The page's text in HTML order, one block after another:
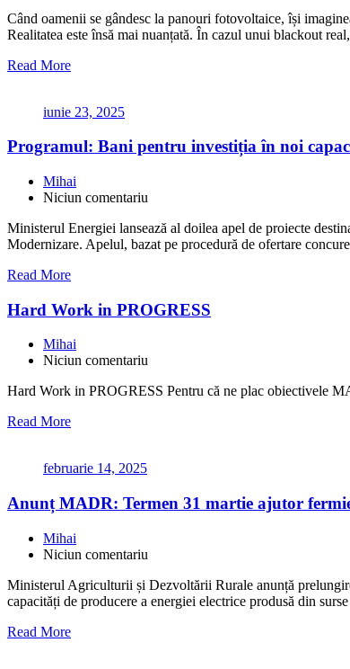
Când oamenii se gândesc la panouri fotovoltaice, își
Realitatea este însă mai nuanțată. În cazul unui blackout
Read More
iunie 23, 2025
Programul: Bani pentru investiția în noi
Mihai
Niciun comentariu
Ministerul Energiei lansează al doilea apel de proiecte
Modernizare. Apelul, bazat pe procedură de ofertare
Read More
Hard Work in PROGRESS
Mihai
Niciun comentariu
Hard Work in PROGRESS Pentru că ne plac
Read More
februarie 14, 2025
Anunț MADR: Termen 31 martie ajutor
Mihai
Niciun comentariu
Ministerul Agriculturii și Dezvoltării Rurale anunță
capacități de producere a energiei electrice produsă din
Read More